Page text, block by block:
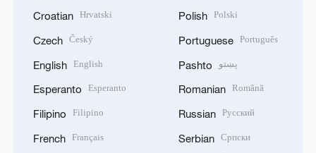
Croatian Hrvatski
Czech Český
English English
Esperanto Esperanto
Filipino Filipino
French Français
Polish Polski
Portuguese Português
Pashto پښتو
Romanian Română
Russian Русский
Serbian Српски